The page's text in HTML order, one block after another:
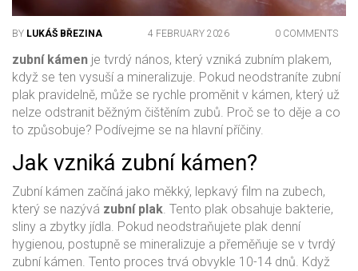
BY LUKÁŠ BŘEZINA 4 FEBRUARY 2026 0 COMMENTS
zubní kámen je tvrdý nános, který vzniká zubním plakem,
když se ten vysuší a mineralizuje. Pokud neodstraníte zubní
plak pravidelně, může se rychle proměnit v kámen, který už
nelze odstranit běžným čištěním zubů. Proč se to děje a co
to způsobuje? Podívejme se na hlavní příčiny.
Jak vzniká zubní kámen?
Zubní kámen začíná jako měkký, lepkavý film na zubech,
který se nazývá zubní plak. Tento plak obsahuje bakterie,
sliny a zbytky jídla. Pokud neodstraňujete plak denní
hygienou, postupně se mineralizuje a přeměňuje se v tvrdý
zubní kámen. Tento proces trvá obvykle 10-14 dnů. Když